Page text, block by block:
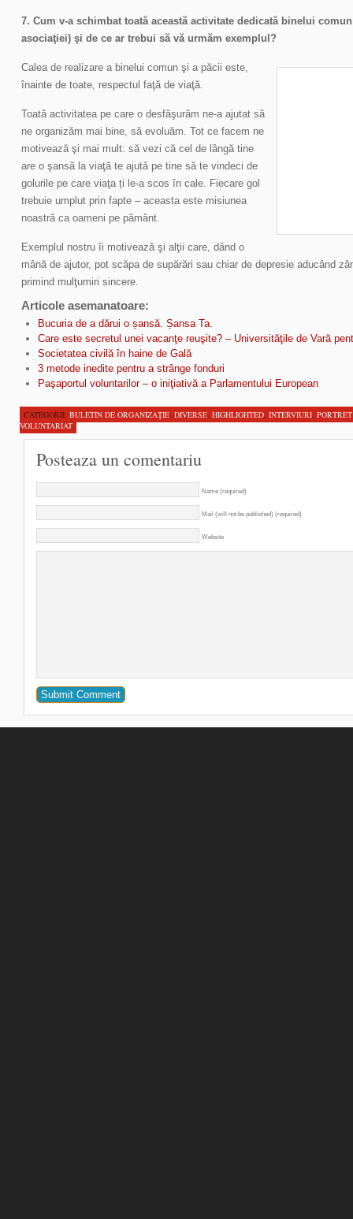
7. Cum v-a schimbat toată această activitate dedicată binelui
asociaţiei) şi de ce ar trebui să vă urmăm exemplul?
Calea de realizare a binelui comun şi a păcii este,
înainte de toate, respectul faţă de viaţă.
Toată activitatea pe care o desfăşurăm ne-a ajutat să
ne organizăm mai bine, să evoluăm. Tot ce facem ne
motivează şi mai mult: să vezi că cel de lângă tine
are o şansă la viaţă te ajută pe tine să te vindeci de
golurile pe care viaţa ți le-a scos în cale. Fiecare gol
trebuie umplut prin fapte – aceasta este misiunea
noastră ca oameni pe pământ.
Exemplul nostru îi motivează şi alţii care, dând o
mână de ajutor, pot scăpa de supărări sau chiar de depresie aducând
primind mulţumiri sincere.
Articole asemanatoare:
Bucuria de a dărui o șansă. Șansa Ta.
Care este secretul unei vacanţe reuşite? – Universităţile de Vară
Societatea civilă în haine de Gală
3 metode inedite pentru a strânge fonduri
Paşaportul voluntarilor – o iniţiativă a Parlamentului European
CATEGORII: BULETIN DE ORGANIZAŢIE, DIVERSE, HIGHLIGHTED, INTERVIURI,
VOLUNTARIAT
Posteaza un comentariu
Name (required)
Mail (will not be published) (required)
Website